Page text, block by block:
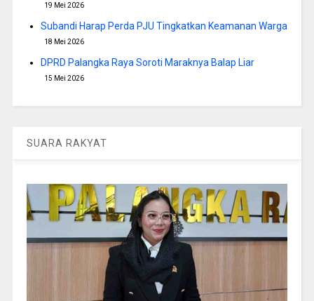
19 Mei 2026
Subandi Harap Perda PJU Tingkatkan Keamanan Warga
18 Mei 2026
DPRD Palangka Raya Soroti Maraknya Balap Liar
15 Mei 2026
SUARA RAKYAT